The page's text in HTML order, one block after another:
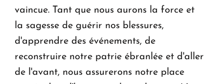
vaincue. Tant que nous aurons la force et
la sagesse de guérir nos blessures,
d'apprendre des événements, de
reconstruire notre patrie ébranlée et d'aller
de l'avant, nous assurerons notre place